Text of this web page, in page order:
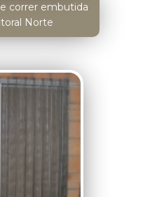
correr embutida
Norte